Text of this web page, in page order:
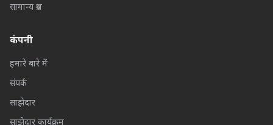
सामान्य प्रश्न
कंपनी
हमारे बारे में
संपर्क
साझेदार